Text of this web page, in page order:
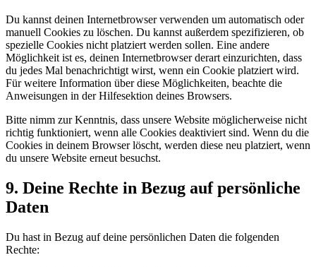
Du kannst deinen Internetbrowser verwenden um automatisch oder
manuell Cookies zu löschen. Du kannst außerdem spezifizieren, ob
spezielle Cookies nicht platziert werden sollen. Eine andere
Möglichkeit ist es, deinen Internetbrowser derart einzurichten, dass
du jedes Mal benachrichtigt wirst, wenn ein Cookie platziert wird.
Für weitere Information über diese Möglichkeiten, beachte die
Anweisungen in der Hilfesektion deines Browsers.
Bitte nimm zur Kenntnis, dass unsere Website möglicherweise nicht
richtig funktioniert, wenn alle Cookies deaktiviert sind. Wenn du die
Cookies in deinem Browser löscht, werden diese neu platziert, wenn
du unsere Website erneut besuchst.
9. Deine Rechte in Bezug auf persönliche
Daten
Du hast in Bezug auf deine persönlichen Daten die folgenden
Rechte: